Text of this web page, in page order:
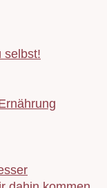
selbst!